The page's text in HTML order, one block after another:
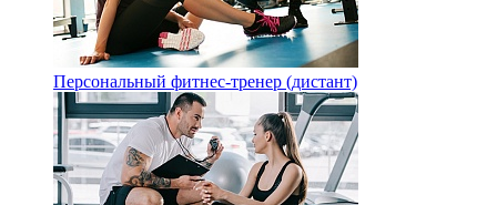
Персональный фитнес-тренер (дистант)